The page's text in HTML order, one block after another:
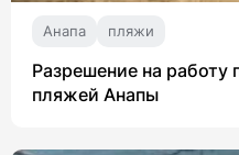
Анапа пляжи
Разрешение на работу
пляжей Анапы